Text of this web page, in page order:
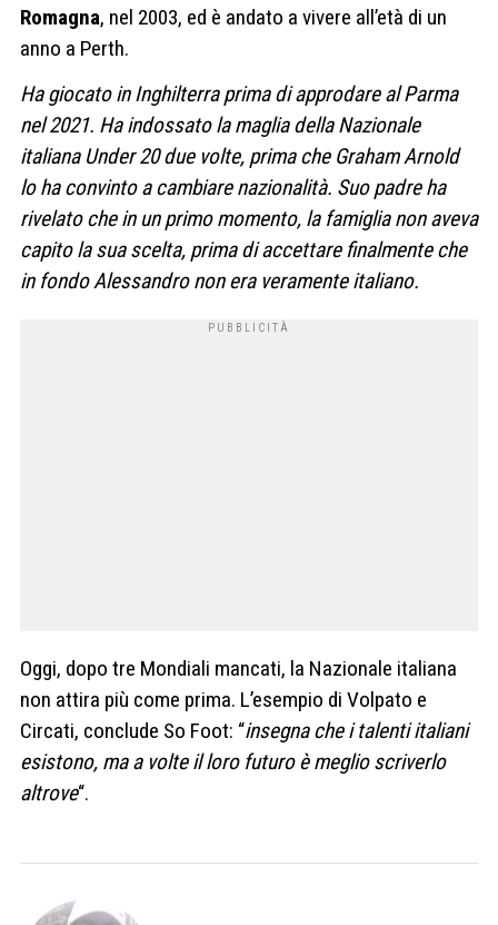
Romagna, nel 2003, ed è andato a vivere all’età di un
anno a Perth.
Ha giocato in Inghilterra prima di approdare al Parma
nel 2021. Ha indossato la maglia della Nazionale
italiana Under 20 due volte, prima che Graham Arnold
lo ha convinto a cambiare nazionalità. Suo padre ha
rivelato che in un primo momento, la famiglia non aveva
capito la sua scelta, prima di accettare finalmente che
in fondo Alessandro non era veramente italiano.
Oggi, dopo tre Mondiali mancati, la Nazionale italiana
non attira più come prima. L’esempio di Volpato e
Circati, conclude So Foot: “insegna che i talenti italiani
esistono, ma a volte il loro futuro è meglio scriverlo
altrove“.